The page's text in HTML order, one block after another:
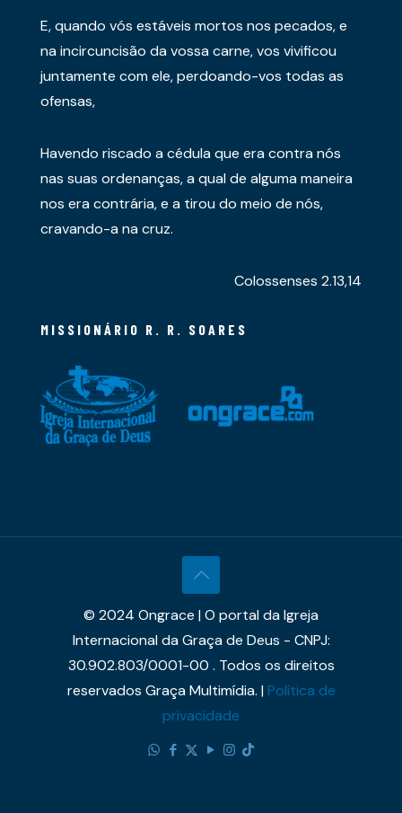
E, quando vós estáveis mortos nos pecados, e
na incircuncisão da vossa carne, vos vivificou
juntamente com ele, perdoando-vos todas as
ofensas,
Havendo riscado a cédula que era contra nós
nas suas ordenanças, a qual de alguma maneira
nos era contrária, e a tirou do meio de nós,
cravando-a na cruz.
Colossenses 2.13,14
MISSIONÁRIO R. R. SOARES
© 2024 Ongrace | O portal da Igreja
Internacional da Graça de Deus - CNPJ:
30.902.803/0001-00 . Todos os direitos
reservados Graça Multimídia. |Política de
privacidade